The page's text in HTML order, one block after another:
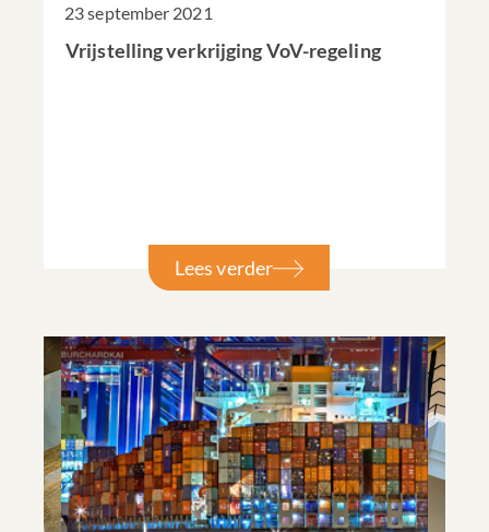
23 september 2021
Vrijstelling verkrijging VoV-regeling
Lees verder